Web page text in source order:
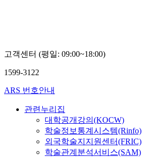
고객센터 (평일: 09:00~18:00)
1599-3122
ARS 번호안내
관련누리집
대학공개강의(KOCW)
학술정보통계시스템(Rinfo)
외국학술지지원센터(FRIC)
학술관계분석서비스(SAM)